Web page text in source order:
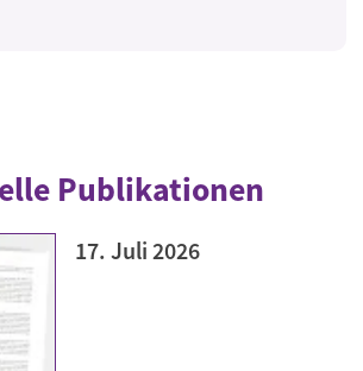
Publikationen
17. Juli 2026